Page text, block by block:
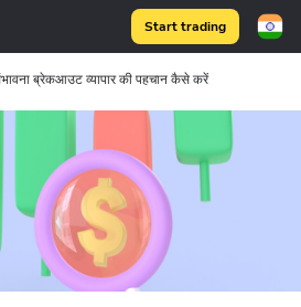
Start trading
ब्रेकआउट व्यापार की पहचान कैसे करें
on Telegram